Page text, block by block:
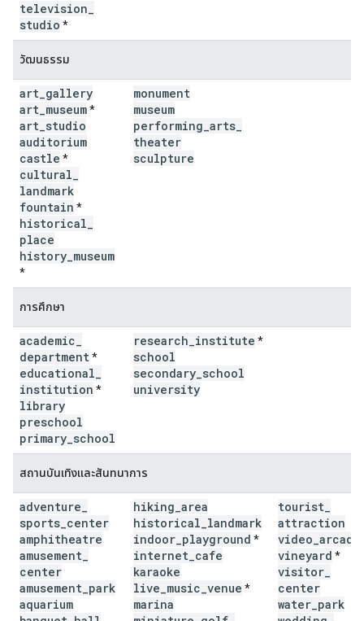
television
studio *
วัฒนธรรม
art gallery
art museum*
art studio
auditorium
castle *
cultural
landmark
fountain *
historical
place
history museum
*
monument
museum
performing arts
theater
sculpture
การศึกษา
academic
department*
educational
institution *
library
preschool
primary school
research institute *
school
secondary school
university
สถานบันเทิงและสันทนาการ
adventure
sports center
amphitheatre
amusement
center
amusement park
aquarium
hiking area
historical landmark
indoor playground *
internet cafe
karaoke
live music venue *
marina
tourist
attraction
video arcade
vineyard *
visitor
center
water park